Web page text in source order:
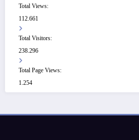
Total Views:
112.661
Total Visitors:
238.296
Total Page Views:
1.254